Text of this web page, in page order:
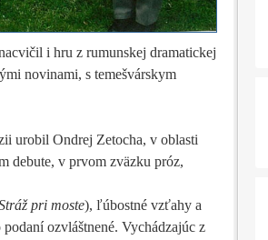
i hru z rumunskej dramatickej
novinami, s temešvárskym
urobil Ondrej Zetocha, v oblasti
debute, v prvom zväzku próz,
pri moste), ľúbostné vzťahy a
ozvláštnené. Vychádzajúc z